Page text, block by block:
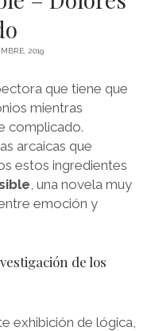
Y JUVENIL
MES
2019
que tiene que
mientras
complicado.
arcaicas que
estos ingredientes
, una novela muy
emoción y
de los
exhibición de lógica,